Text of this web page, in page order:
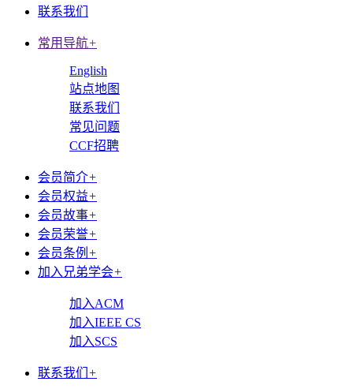
联系我们
常用导航+
English
站点地图
联系我们
常见问题
CCF招聘
会员简介+
会员权益+
会员故事+
会员荣誉+
会员条例 +
加入兄弟学会+
加入ACM
加入IEEE CS
加入SCS
联系我们 +